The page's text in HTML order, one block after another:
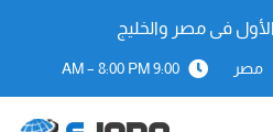
فى مصر والخليج
مصر 9:00 AM – 8:00 PM